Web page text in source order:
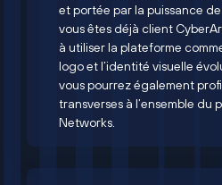
et portée par la puissance
vous êtes déjà client
à utiliser la plateforme
logo et l’identité visuelle
vous pourrez également
transverses à l’ensemble du
Networks.